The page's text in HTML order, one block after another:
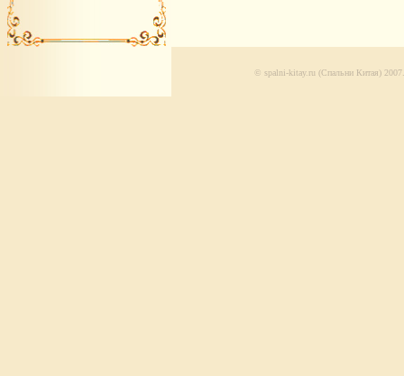
© spalni-kitay.ru (Спальни Китая) 2007.